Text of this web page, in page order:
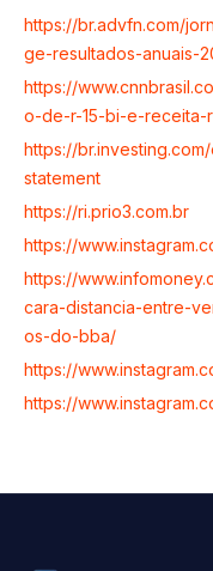
https://br.advfn.com/
ge-resultados-anuais-
https://
o-de-r-15-bi-e-receita-
https://
statement
https://ri.prio3.com.br
https://
https://
cara-distancia-entre-
os-do-bba/
https://
https://